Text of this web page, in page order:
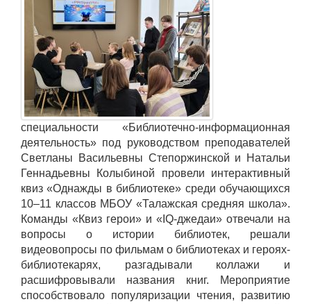
специальности «Библиотечно-информационная
деятельность» под руководством преподавателей
Светланы Васильевны Степоржинской и Натальи
Геннадьевны Колыбиной провели интерактивный
квиз «Однажды в библиотеке» среди обучающихся
10–11 классов МБОУ «Талажская средняя школа».
Команды «Квиз герои» и «IQ-джедаи» отвечали на
вопросы о истории библиотек, решали
видеовопросы по фильмам о библиотеках и героях-
библиотекарях, разгадывали коллажи и
расшифровывали названия книг. Мероприятие
способствовало популяризации чтения, развитию